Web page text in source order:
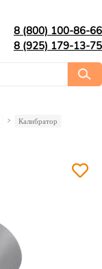
8 (800) 100-86-66
8 (925) 179-13-75
Калибратор